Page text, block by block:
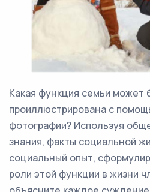
Какая функция семьи может
проиллюстрирована с
фотографии? Используя
знания, факты социальной
социальный опыт,
роли этой функции в жизни